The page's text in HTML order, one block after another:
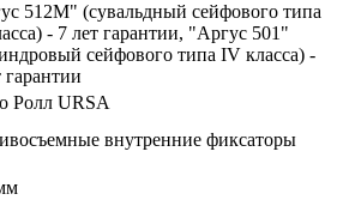
512М" (сувальдный сейфового типа
- 7 лет гарантии, "Аргус 501"
сейфового типа IV класса) -
гарантии
Ролл URSA
внутренние фиксаторы